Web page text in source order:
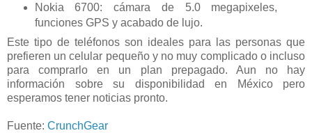
Nokia 6700: cámara de 5.0 megapixeles,
funciones GPS y acabado de lujo.
Este tipo de teléfonos son ideales para las personas que
prefieren un celular pequeño y no muy complicado o incluso
para comprarlo en un plan prepagado. Aun no hay
información sobre su disponibilidad en México pero
esperamos tener noticias pronto.
Fuente: CrunchGear